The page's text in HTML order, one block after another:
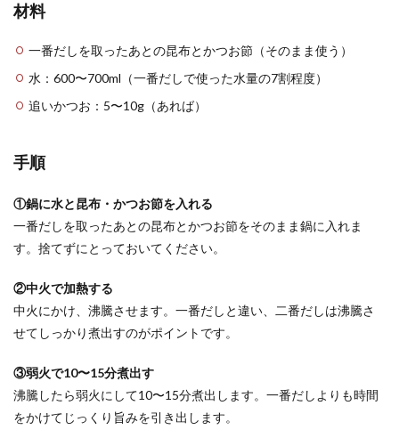
材料
一番だしを取ったあとの昆布とかつお節（そのまま使う）
水：600〜700ml（一番だしで使った水量の7割程度）
追いかつお：5〜10g（あれば）
手順
①鍋に水と昆布・かつお節を入れる
一番だしを取ったあとの昆布とかつお節をそのまま鍋に入れま
す。捨てずにとっておいてください。
②中火で加熱する
中火にかけ、沸騰させます。一番だしと違い、二番だしは沸騰さ
せてしっかり煮出すのがポイントです。
③弱火で10〜15分煮出す
沸騰したら弱火にして10〜15分煮出します。一番だしよりも時間
をかけてじっくり旨みを引き出します。